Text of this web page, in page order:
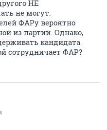
НЕ
не могут.
ФАРу вероятно
из партий. Однако,
кандидата
сотрудничает ФАР?